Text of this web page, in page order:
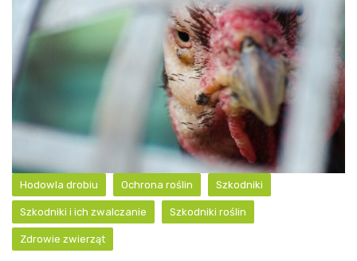
Hodowla drobiu Ochrona roślin Szkodniki
Szkodniki i ich zwalczanie Szkodniki roślin
Zdrowie zwierząt